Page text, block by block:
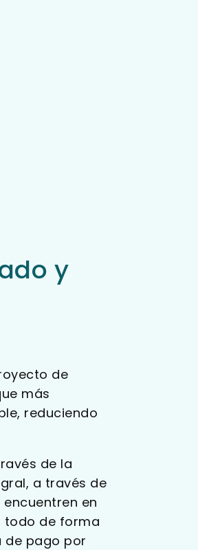
y
de
más
reduciendo
de la
a través de
en
todo de forma
de pago por